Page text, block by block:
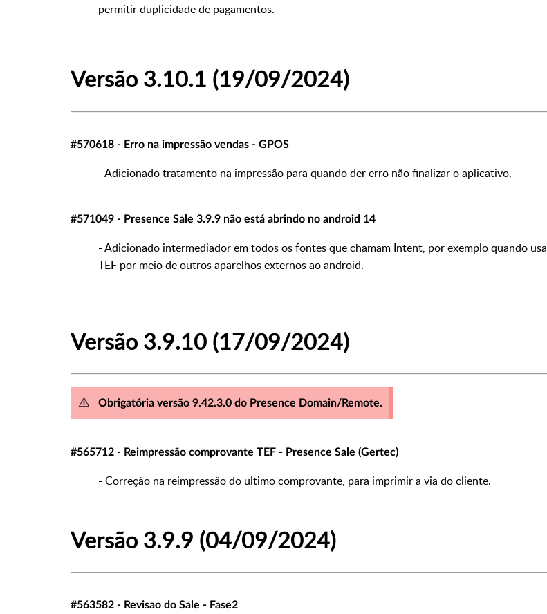
permitir duplicidade de pagamentos.
Versão 3.10.1 (19/09/2024)
#570618 - Erro na impressão vendas - GPOS
- Adicionado tratamento na impressão para quando der erro não finalizar o aplicativo.
#571049 - Presence Sale 3.9.9 não está abrindo no android 14
- Adicionado intermediador em todos os fontes que chamam Intent, por exemplo quando usa
TEF por meio de outros aparelhos externos ao android.
Versão 3.9.10 (17/09/2024)
Obrigatória versão 9.42.3.0 do Presence Domain/Remote.
#565712 - Reimpressão comprovante TEF - Presence Sale (Gertec)
- Correção na reimpressão do ultimo comprovante, para imprimir a via do cliente.
Versão 3.9.9 (04/09/2024)
#563582 - Revisao do Sale - Fase2